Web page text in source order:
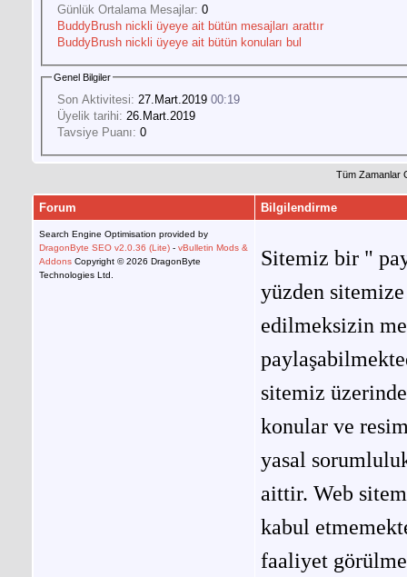
Günlük Ortalama Mesajlar: 0
BuddyBrush nickli üyeye ait bütün mesajları arattır
BuddyBrush nickli üyeye ait bütün konuları bul
Genel Bilgiler
Son Aktivitesi: 27.Mart.2019 00:19
Üyelik tarihi: 26.Mart.2019
Tavsiye Puanı: 0
Tüm Zamanlar
Forum Bilgilendirme
Search Engine Optimisation provided by
DragonByte SEO v2.0.36 (Lite) - vBulletin Mods &
Addons Copyright © 2026 DragonByte
Technologies Ltd.
Sitemiz bir "
yüzden
edilmeksizin
sitemiz
konular ve
yasal
aittir. Web
kabul
faaliyet